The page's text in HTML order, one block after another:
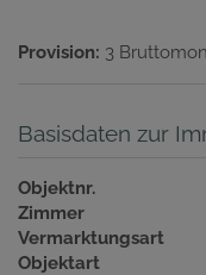
Provision: 3
Basisdaten zur
Objektnr.
Zimmer
Vermarktungsart
Objektart